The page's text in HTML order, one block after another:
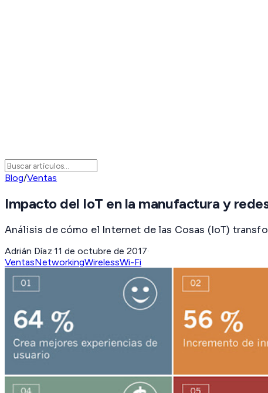
Blog/Ventas
Impacto del IoT en la manufactura y
Análisis de cómo el Internet de las Cosas (IoT)
Adrián Díaz·11 de octubre de 2017·
VentasNetworkingWirelessWi-Fi